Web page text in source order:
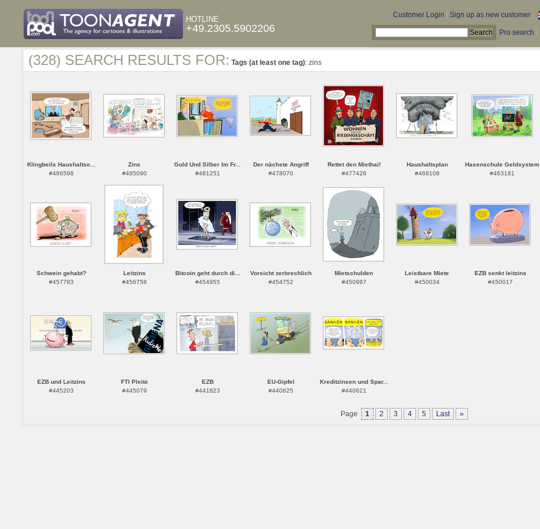
HOTLINE
+49.2305.5902206
Customer Login Sign up as new customer|
Pro search
(328) SEARCH RESULTS FOR: Tags (at least one tag): zins
Klingbeils Haushaltse...
#486598
Zins
#485090
Gold Und Silber Im Fr...
#481251
Der nächste Angriff
#478070
Rettet den Miethai!
#477428
Haushaltsplan
#468108
Hasenschule Geldsystem
#463181
Schwein gehabt?
#457783
Leitzins
#456758
Bitcoin geht durch di...
#454955
Vorsicht zerbrechlich
#454752
Mietschulden
#450997
Leistbare Miete
#450034
EZB senkt leitzins
#450017
EZB und Leitzins
#445203
FTI Pleite
#445079
EZB
#441823
EU-Gipfel
#440625
Kreditzinsen und Spar...
#440621
Page 1 2 3 4 5 Last »